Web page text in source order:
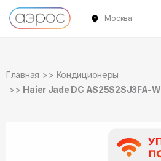
Москва
Главная
Кондиционеры
Haier Jade DC AS25S2SJ3FA-W
в наличии
в наличии